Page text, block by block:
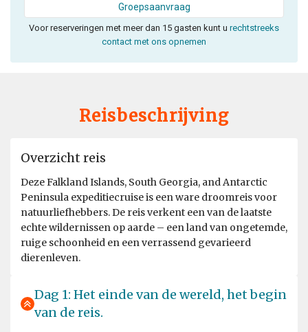
Groepsaanvraag
Voor reserveringen met meer dan 15 gasten kunt u rechtstreeks
contact met ons opnemen
Reisbeschrijving
Overzicht reis
Deze Falkland Islands, South Georgia, and Antarctic
Peninsula expeditiecruise is een ware droomreis voor
natuurliefhebbers. De reis verkent een van de laatste
echte wildernissen op aarde – een land van ongetemde,
ruige schoonheid en een verrassend gevarieerd
dierenleven.
Dag 1: Het einde van de wereld, het begin
van de reis.